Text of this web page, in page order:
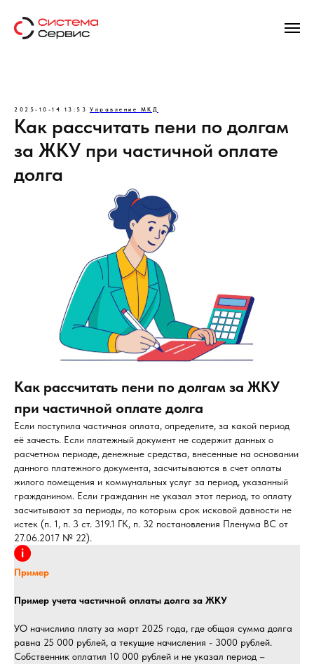
2025-10-14 13:53 Управление МКД
Как рассчитать пени по долгам
за ЖКУ при частичной оплате
долга
Как рассчитать пени по долгам за ЖКУ
при частичной оплате долга
Если поступила частичная оплата, определите, за какой период
её зачесть. Если платежный документ не содержит данных о
расчетном периоде, денежные средства, внесенные на основании
данного платежного документа, засчитываются в счет оплаты
жилого помещения и коммунальных услуг за период, указанный
гражданином. Если гражданин не указал этот период, то оплату
засчитывают за периоды, по которым срок исковой давности не
истек (п. 1, п. 3 ст. 319.1 ГК, п. 32 постановления Пленума ВС от
27.06.2017 № 22).
Пример
Пример учета частичной оплаты долга за ЖКУ
УО начислила плату за март 2025 года, где общая сумма долга
равна 25 000 рублей, а текущие начисления - 3000 рублей.
Собственник оплатил 10 000 рублей и не указал период –